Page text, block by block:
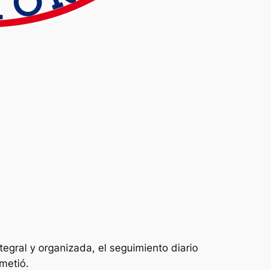
y organizada, el seguimiento diario